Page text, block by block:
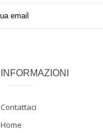
INFORMAZIONI
Contattaci
Home